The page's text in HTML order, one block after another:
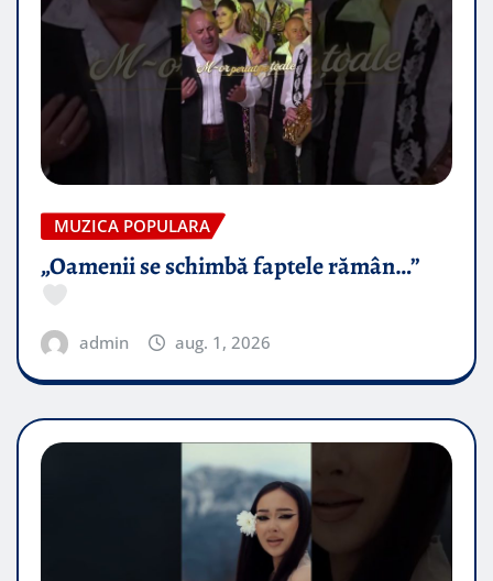
MUZICA POPULARA
„Oamenii se schimbă faptele rămân…”
admin aug. 1, 2026